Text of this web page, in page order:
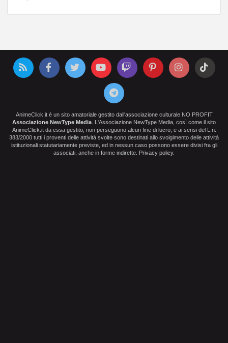
AnimeClick.it è un sito amatoriale gestito dall'associazione culturale NO PROFIT
Associazione NewType Media . L'Associazione NewType Media, così come il sito
AnimeClick.it da essa gestito, non perseguono alcun fine di lucro, e ai sensi del L.n.
383/2000 tutti i proventi delle attività svolte sono destinati allo svolgimento delle attività
istituzionali statutariamente previste, ed in nessun caso possono essere divisi fra gli
associati, anche in forme indirette.
Privacy policy.